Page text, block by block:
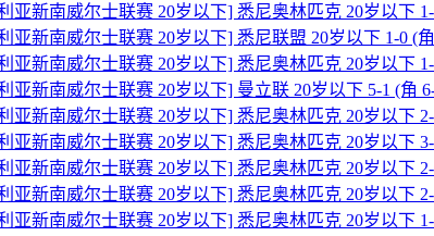
亚新南威尔士联赛 20岁以下] 悉尼奥林匹克 20岁以下
亚新南威尔士联赛 20岁以下] 悉尼联盟 20岁以下 1-0 (
亚新南威尔士联赛 20岁以下] 悉尼奥林匹克 20岁以下
亚新南威尔士联赛 20岁以下] 曼立联 20岁以下 5-1 (角
亚新南威尔士联赛 20岁以下] 悉尼奥林匹克 20岁以下
亚新南威尔士联赛 20岁以下] 悉尼奥林匹克 20岁以下
亚新南威尔士联赛 20岁以下] 悉尼奥林匹克 20岁以下
亚新南威尔士联赛 20岁以下] 悉尼奥林匹克 20岁以下
亚新南威尔士联赛 20岁以下] 悉尼奥林匹克 20岁以下